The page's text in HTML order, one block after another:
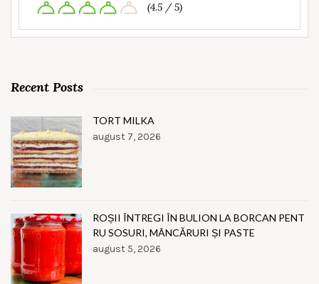
(4.5 / 5)
Recent Posts
TORT MILKA
august 7, 2026
ROȘII ÎNTREGI ÎN BULION LA BORCAN PENT
RU SOSURI, MÂNCĂRURI ȘI PASTE
august 5, 2026